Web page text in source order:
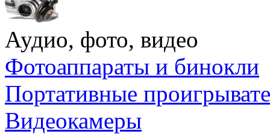
Аудио, фото, видео
Фотоаппараты и бинокли
Портативные
Видеокамеры